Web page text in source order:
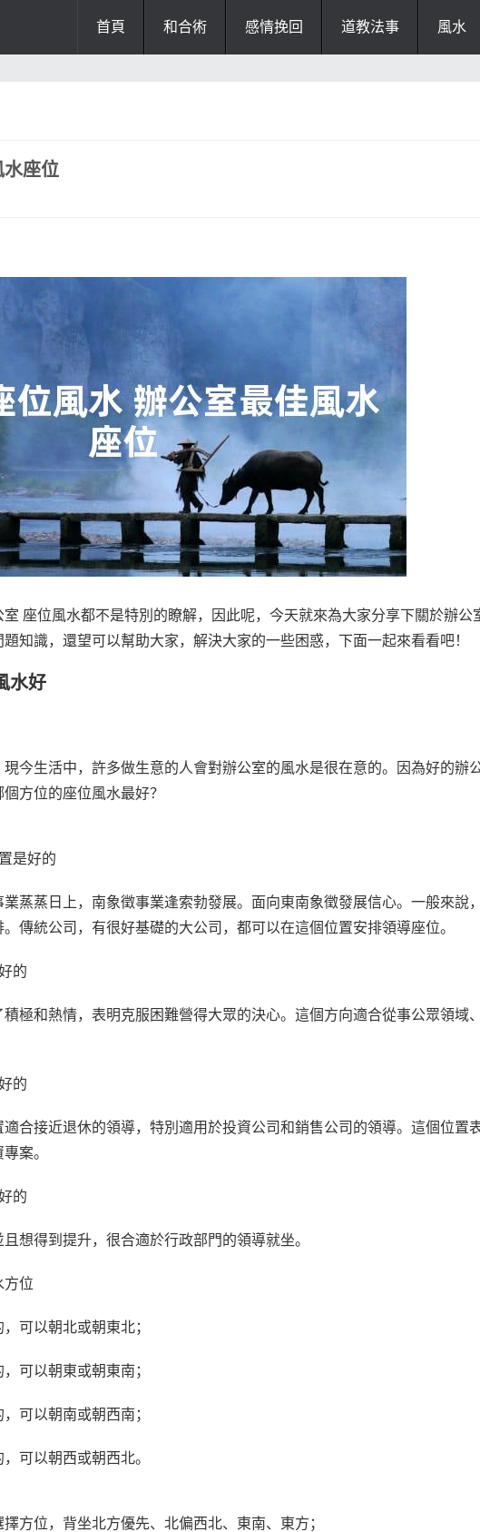
首頁 和合術 感情挽回 道教法事 風水
座位
座位風水都不是特別的瞭解，因此呢，今天就來為大家分享下關於辦公
知識，還望可以幫助大家，解決大家的一些困惑，下面一起來看看吧！
水好
今生活中，許多做生意的人會對辦公室的風水是很在意的。因為好的辦
方位的座位風水最好？
是好的
蒸蒸日上，南象徵事業逢索勃發展。面向東南象徵發展信心。一般來說
傳統公司，有很好基礎的大公司，都可以在這個位置安排領導座位。
的
極和熱情，表明克服困難營得大眾的決心。這個方向適合從事公眾領域
的
合接近退休的領導，特別適用於投資公司和銷售公司的領導。這個位置
案。
的
想得到提升，很合適於行政部門的領導就坐。
方位
可以朝北或朝東北；
可以朝東或朝東南；
可以朝南或朝西南；
可以朝西或朝西北。
方位，背坐北方優先、北偏西北、東南、東方；